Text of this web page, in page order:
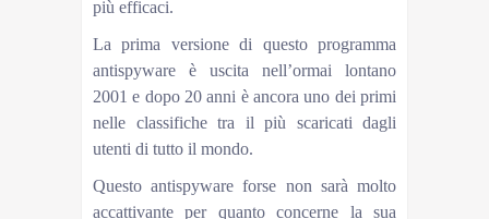
più efficaci.
La prima versione di questo programma
antispyware è uscita nell’ormai lontano
2001 e dopo 20 anni è ancora uno dei primi
nelle classifiche tra il più scaricati dagli
utenti di tutto il mondo.
Questo antispyware forse non sarà molto
accattivante per quanto concerne la sua